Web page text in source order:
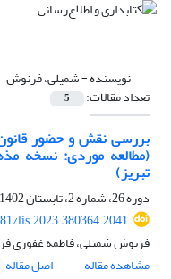
نویسنده =شمیلی، فرنوش
تعداد مقالات: 5
بررسی نقش و حضور
(مطالعه موردی: نسخه
تبریز)
دوره 26، شماره 2، تابستان 1402، صفحه
lis.2023.380364.2041
فرنوش شمیلی، فاطمه غفوری فر
مشاهده مقاله
اصل مقاله